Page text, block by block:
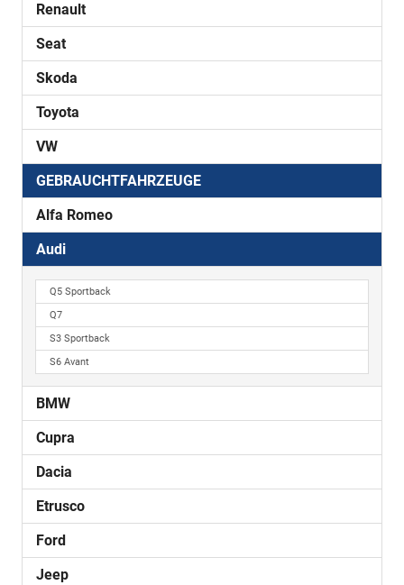
Renault
Seat
Skoda
Toyota
VW
GEBRAUCHTFAHRZEUGE
Alfa Romeo
Audi
Q5 Sportback
Q7
S3 Sportback
S6 Avant
BMW
Cupra
Dacia
Etrusco
Ford
Jeep